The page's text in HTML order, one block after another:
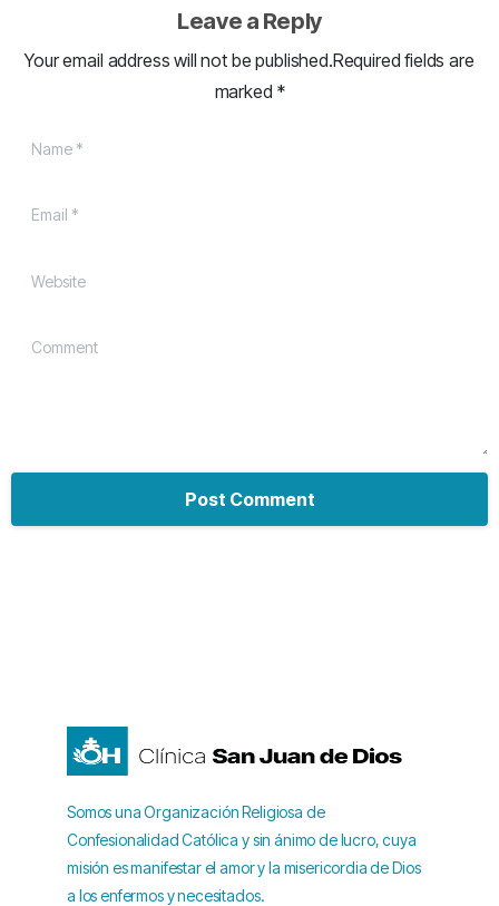
Leave a Reply
Your email address will not be published.Required fields are
marked *
Name
Email
Website
Comment
Somos una Organización Religiosa de
Confesionalidad Católica y sin ánimo de lucro, cuya
misión es manifestar el amor y la misericordia de Dios
a los enfermos y necesitados.